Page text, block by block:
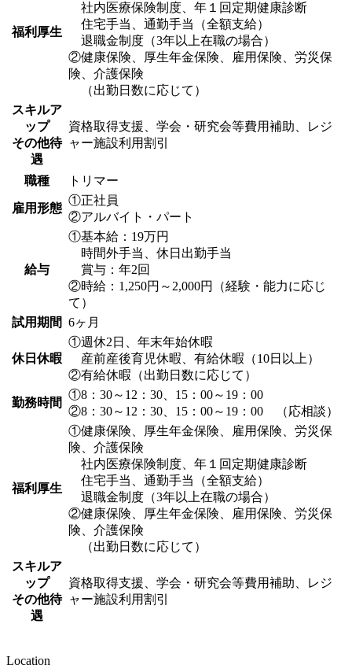
福利厚生
社内医療保険制度、年１回定期健康診断
住宅手当、通勤手当（全額支給）
退職金制度（3年以上在職の場合）
②健康保険、厚生年金保険、雇用保険、労災保
険、介護保険
（出勤日数に応じて）
スキルア
ップ
その他待
遇
資格取得支援、学会・研究会等費用補助、レジ
ャー施設利用割引
職種 トリマー
雇用形態
①正社員
②アルバイト・パート
給与
①基本給：19万円
時間外手当、休日出勤手当
賞与：年2回
②時給：1,250円～2,000円（経験・能力に応じ
て）
試用期間 6ヶ月
休日休暇
①週休2日、年末年始休暇
産前産後育児休暇、有給休暇（10日以上）
②有給休暇（出勤日数に応じて）
勤務時間
①8：30～12：30、15：00～19：00
②8：30～12：30、15：00～19：00 （応相談）
福利厚生
①健康保険、厚生年金保険、雇用保険、労災保
険、介護保険
社内医療保険制度、年１回定期健康診断
住宅手当、通勤手当（全額支給）
退職金制度（3年以上在職の場合）
②健康保険、厚生年金保険、雇用保険、労災保
険、介護保険
（出勤日数に応じて）
スキルア
ップ
その他待
遇
資格取得支援、学会・研究会等費用補助、レジ
ャー施設利用割引
Location